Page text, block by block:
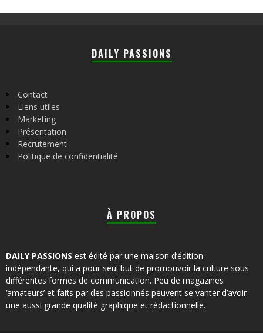
DAILY PASSIONS
Contact
Liens utiles
Marketing
Présentation
Recrutement
Politique de confidentialité
À PROPOS
DAILY PASSIONS est édité par une maison d’édition
indépendante, qui a pour seul but de promouvoir la culture sous
différentes formes de communication. Peu de magazines
‘amateurs’ et faits par des passionnés peuvent se vanter d’avoir
une aussi grande qualité graphique et rédactionnelle.